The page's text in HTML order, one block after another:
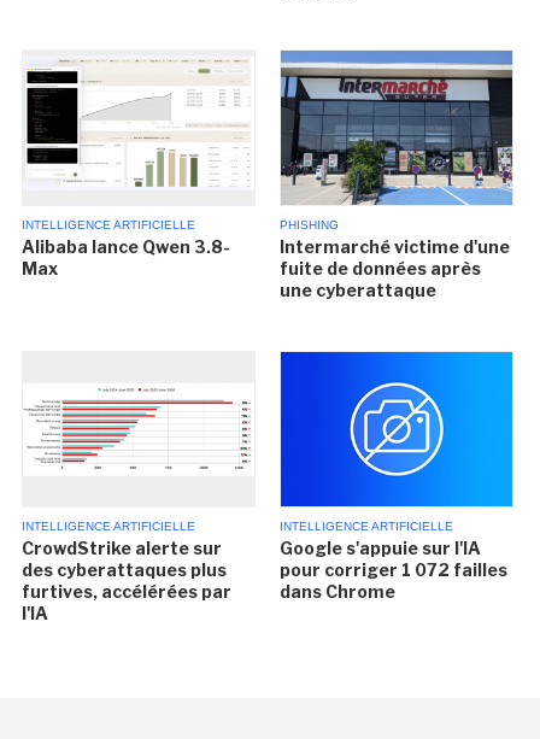
INTELLIGENCE ARTIFICIELLE
Alibaba lance Qwen 3.8-
Max
PHISHING
Intermarché victime d'une
fuite de données après
une cyberattaque
INTELLIGENCE ARTIFICIELLE
CrowdStrike alerte sur
des cyberattaques plus
furtives, accélérées par
l'IA
INTELLIGENCE ARTIFICIELLE
Google s'appuie sur l'IA
pour corriger 1 072 failles
dans Chrome